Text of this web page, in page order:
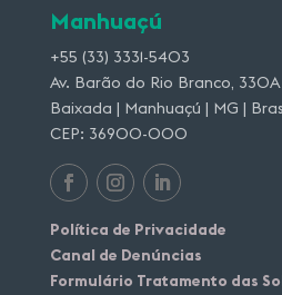
Manhuaçú
+55 (33) 3331-5403
Av. Barão do Rio Branco, 330A
Baixada | Manhuaçú | MG |
CEP: 36900-000
Política de Privacidade
Canal de Denúncias
Formulário Tratamento das